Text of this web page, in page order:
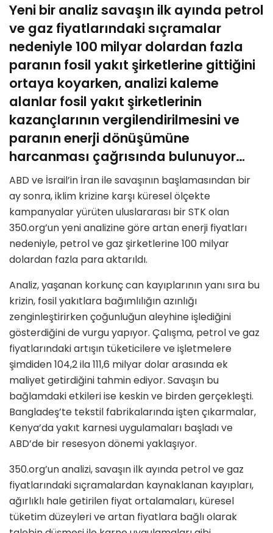
Yeni bir analiz savaşın ilk ayında petrol
ve gaz fiyatlarındaki sıçramalar
nedeniyle 100 milyar dolardan fazla
paranın fosil yakıt şirketlerine gittiğini
ortaya koyarken, analizi kaleme
alanlar fosil yakıt şirketlerinin
kazançlarının vergilendirilmesini ve
paranın enerji dönüşümüne
harcanması çağrısında bulunuyor…
ABD ve İsrail’in İran ile savaşının başlamasından bir
ay sonra, iklim krizine karşı küresel ölçekte
kampanyalar yürüten uluslararası bir STK olan
350.org’un yeni analizine göre artan enerji fiyatları
nedeniyle, petrol ve gaz şirketlerine 100 milyar
dolardan fazla para aktarıldı.
Analiz, yaşanan korkunç can kayıplarının yanı sıra bu
krizin, fosil yakıtlara bağımlılığın azınlığı
zenginleştirirken çoğunluğun aleyhine işlediğini
gösterdiğini de vurgu yapıyor. Çalışma, petrol ve gaz
fiyatlarındaki artışın tüketicilere ve işletmelere
şimdiden 104,2 ila 111,6 milyar dolar arasında ek
maliyet getirdiğini tahmin ediyor. Savaşın bu
bağlamdaki etkileri ise keskin ve birden gerçekleşti.
Bangladeş’te tekstil fabrikalarında işten çıkarmalar,
Kenya’da yakıt karnesi uygulamaları başladı ve
ABD’de bir resesyon dönemi yaklaşıyor.
350.org’un analizi, savaşın ilk ayında petrol ve gaz
fiyatlarındaki sıçramalardan kaynaklanan kayıpları,
ağırlıklı hale getirilen fiyat ortalamaları, küresel
tüketim düzeyleri ve artan fiyatlara bağlı olarak